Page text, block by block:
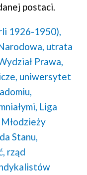
postaci.
1926-1950),
utrata
Prawa,
uniwersytet
Liga
Stanu,
rząd